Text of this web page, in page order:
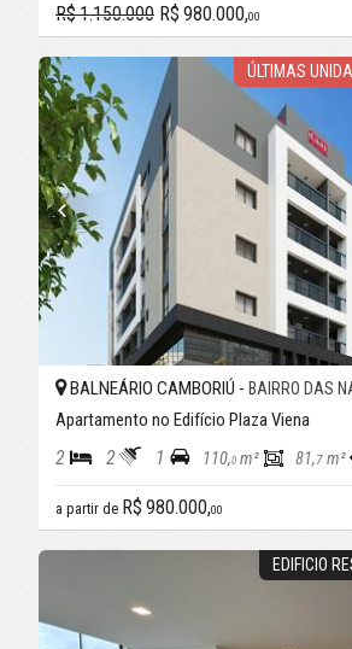
R$ 1.150.000 R$ 980.000,00
ÚLTIMAS
BALNEÁRIO CAMBORIÚ - BAIRRO DAS
Apartamento no Edifício Plaza Viena
2 2 1 110,0 m² 81,7 m²
a partir de R$ 980.000,00
EDIFICIO